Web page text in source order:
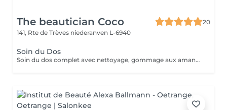
The beautician Coco
20
141, Rte de Trèves niederanven L-6940
Soin du Dos
Soin du dos complet avec nettoyage, gommage aux amandes, extraction des petits points noir, massage relaxant et masque détox.